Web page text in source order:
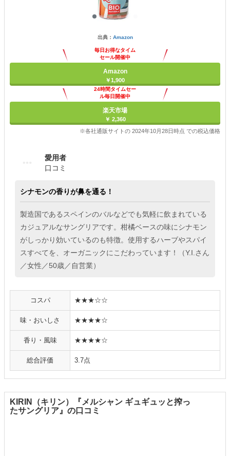
出典： Amazon
毎日お得なタイム
セール開催中
Amazon
￥1,900
24時間タイムセー
ル毎日開催中
楽天市場
￥ 2,360
※各社通販サイトの 2024年10月28日時点 での税込価格
愛用者
口コミ
シナモンの香りが鼻を通る！
製造国であるスペインのバルなどでも気軽に飲まれている
カジュアルなサングリアです。柑橘ベースの味にシナモン
がしっかり効いているのも特徴。使用するハーブやスパイ
スすべてを、オーガニックにこだわっています！（Y.I.さん
／女性／50歳／自営業）
コスパ ★★★☆☆
味・おいしさ ★★★★☆
香り・風味 ★★★★☆
総合評価 3.7点
KIRIN（キリン）『メルシャン ギュギュッと搾っ
たサングリア』の口コミ